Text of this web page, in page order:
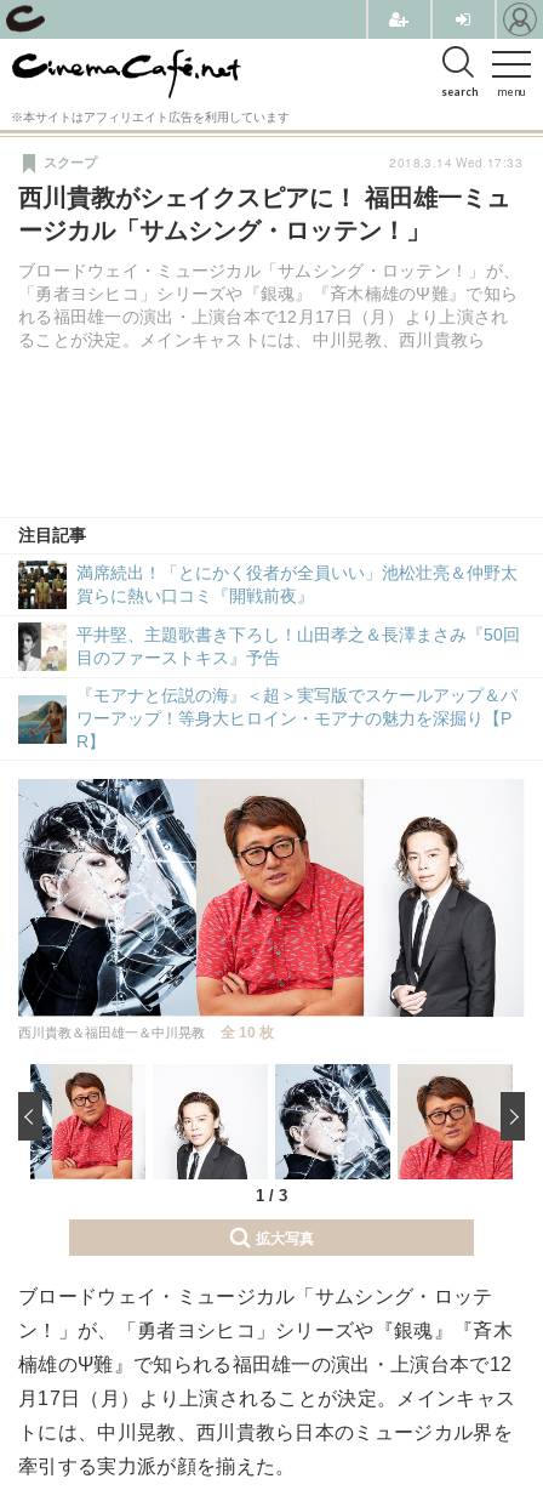
menu
search
※本サイトはアフィリエイト広告を利用しています
西川貴教がシェイクスピアに！ 福田雄一ミュ
ージカル「サムシング・ロッテン！」
ブロードウェイ・ミュージカル「サムシング・ロッテン！」が、
「勇者ヨシヒコ」シリーズや『銀魂』『斉木楠雄のΨ難』で知ら
れる福田雄一の演出・上演台本で12月17日（月）より上演され
ることが決定。メインキャストには、中川晃教、西川貴教ら
スクープ
注目記事
満席続出！「とにかく役者が全員いい」池松壮亮＆仲野太
賀らに熱い口コミ『開戦前夜』
平井堅、主題歌書き下ろし！山田孝之＆長澤まさみ『50回
目のファーストキス』予告
『モアナと伝説の海』＜超＞実写版でスケールアップ＆パ
ワーアップ！等身大ヒロイン・モアナの魅力を深掘り【P
R】
2018.3.14 Wed 17:33
西川貴教＆福田雄一＆中川晃教 全 10 枚
1 / 3
‹
拡大写真
ブロードウェイ・ミュージカル「サムシング・ロッテ
ン！」が、「勇者ヨシヒコ」シリーズや『銀魂』『斉木
楠雄のΨ難』で知られる福田雄一の演出・上演台本で12
月17日（月）より上演されることが決定。メインキャス
トには、中川晃教、西川貴教ら日本のミュージカル界を
牽引する実力派が顔を揃えた。